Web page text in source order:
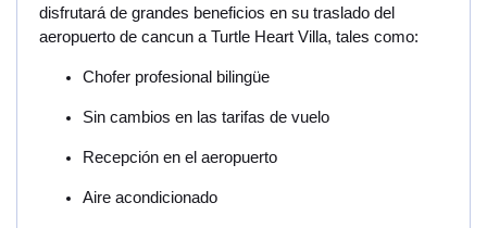
disfrutará de grandes beneficios en su traslado del
aeropuerto de cancun a Turtle Heart Villa, tales como:
Chofer profesional bilingüe
Sin cambios en las tarifas de vuelo
Recepción en el aeropuerto
Aire acondicionado